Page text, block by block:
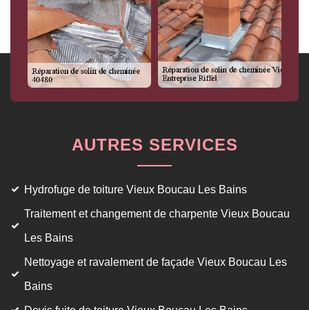
AUTRES SERVICES
Hydrofuge de toiture Vieux Boucau Les Bains
Traitement et changement de charpente Vieux Boucau
Les Bains
Nettoyage et ravalement de façade Vieux Boucau Les
Bains